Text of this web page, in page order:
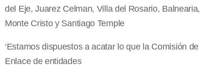
del Eje, Juarez Celman, Villa del Rosario, Balnearia,
Monte Cristo y Santiago Temple
‘Estamos dispuestos a acatar lo que la Comisión de
Enlace de entidades